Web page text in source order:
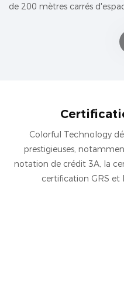
de 200 mètres carrés
Colorful Technology
prestigieuses,
notation de crédit 3A, la
certification GRS et